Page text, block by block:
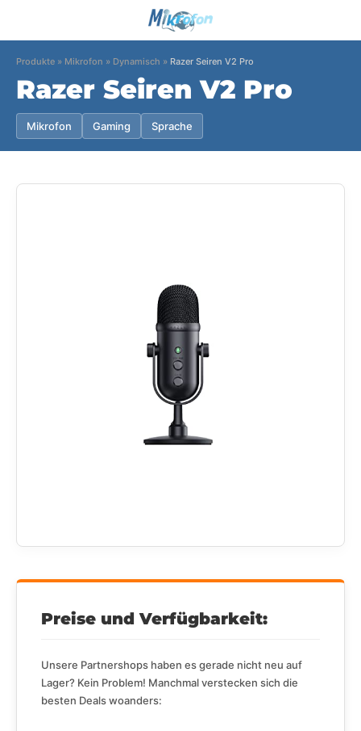
Produkte » Mikrofon » Dynamisch » Razer Seiren V2 Pro
Razer Seiren V2 Pro
Mikrofon Gaming Sprache
Preise und Verfügbarkeit:
Unsere Partnershops haben es gerade nicht neu auf
Lager? Kein Problem! Manchmal verstecken sich die
besten Deals woanders: